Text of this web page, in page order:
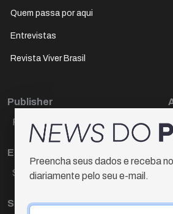
Quem passa por aqui
Entrevistas
Revista Viver Brasil
Publisher
Paulo Cesar de Oliveira
Editora Chefe
Sueli Cotta
Sub-editora
Preencha seus dados e receba
diariamente pelo seu e-mail.